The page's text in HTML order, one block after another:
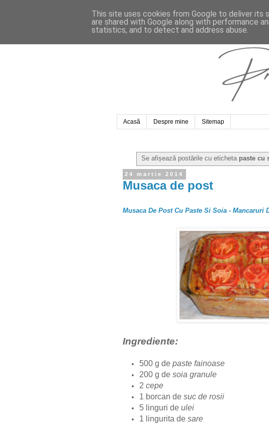
Acasă Despre mine Sitemap
Se afișează postările cu eticheta paste cu
24 martie 2014
Musaca de post
Musaca De Post Cu Paste Si Soia - Mancaruri
Ingrediente:
500 g de paste fainoase
200 g de soia granule
2 cepe
1 borcan de suc de rosii
5 linguri de ulei
1 lingurita de sare
This site uses cookies from Google to deliver its
are shared with Google along with performance
statistics, and to detect and address abuse.